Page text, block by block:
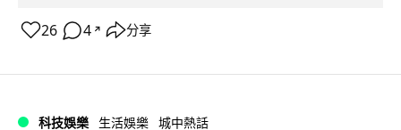
26 4 ↗ 分享
科技娛樂 生活娛樂 城中熱話